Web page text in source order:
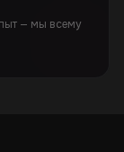
— мы всему